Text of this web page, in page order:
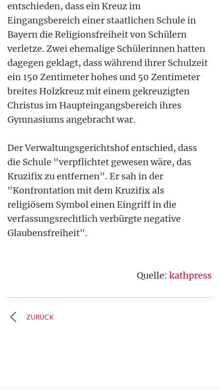
entschieden, dass ein Kreuz im
Eingangsbereich einer staatlichen Schule in
Bayern die Religionsfreiheit von Schülern
verletze. Zwei ehemalige Schülerinnen hatten
dagegen geklagt, dass während ihrer Schulzeit
ein 150 Zentimeter hohes und 50 Zentimeter
breites Holzkreuz mit einem gekreuzigten
Christus im Haupteingangsbereich ihres
Gymnasiums angebracht war.
Der Verwaltungsgerichtshof entschied, dass
die Schule "verpflichtet gewesen wäre, das
Kruzifix zu entfernen". Er sah in der
"Konfrontation mit dem Kruzifix als
religiösem Symbol einen Eingriff in die
verfassungsrechtlich verbürgte negative
Glaubensfreiheit".
Quelle: kathpress
ZURÜCK